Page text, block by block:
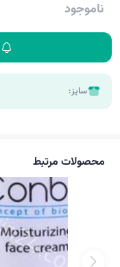
ناموجود
سایز:
محصولات مرتبط